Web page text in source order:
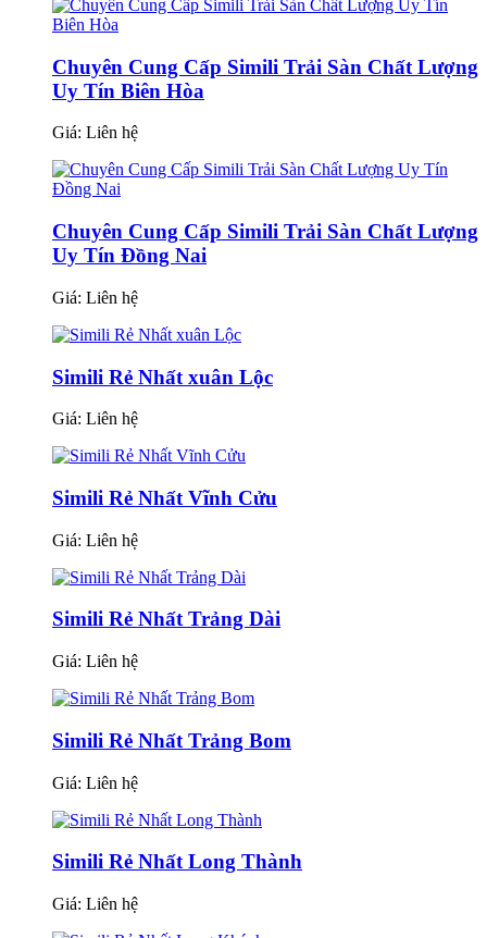
Chuyên Cung Cấp Simili Trải Sàn Chất Lượng
Uy Tín Biên Hòa
Giá: Liên hệ
Chuyên Cung Cấp Simili Trải Sàn Chất Lượng
Uy Tín Đồng Nai
Giá: Liên hệ
Simili Rẻ Nhất xuân Lộc
Giá: Liên hệ
Simili Rẻ Nhất Vĩnh Cửu
Giá: Liên hệ
Simili Rẻ Nhất Trảng Dài
Giá: Liên hệ
Simili Rẻ Nhất Trảng Bom
Giá: Liên hệ
Simili Rẻ Nhất Long Thành
Giá: Liên hệ